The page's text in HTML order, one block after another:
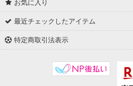
お気に入り
最近チェックしたアイテム
特定商取引法表示